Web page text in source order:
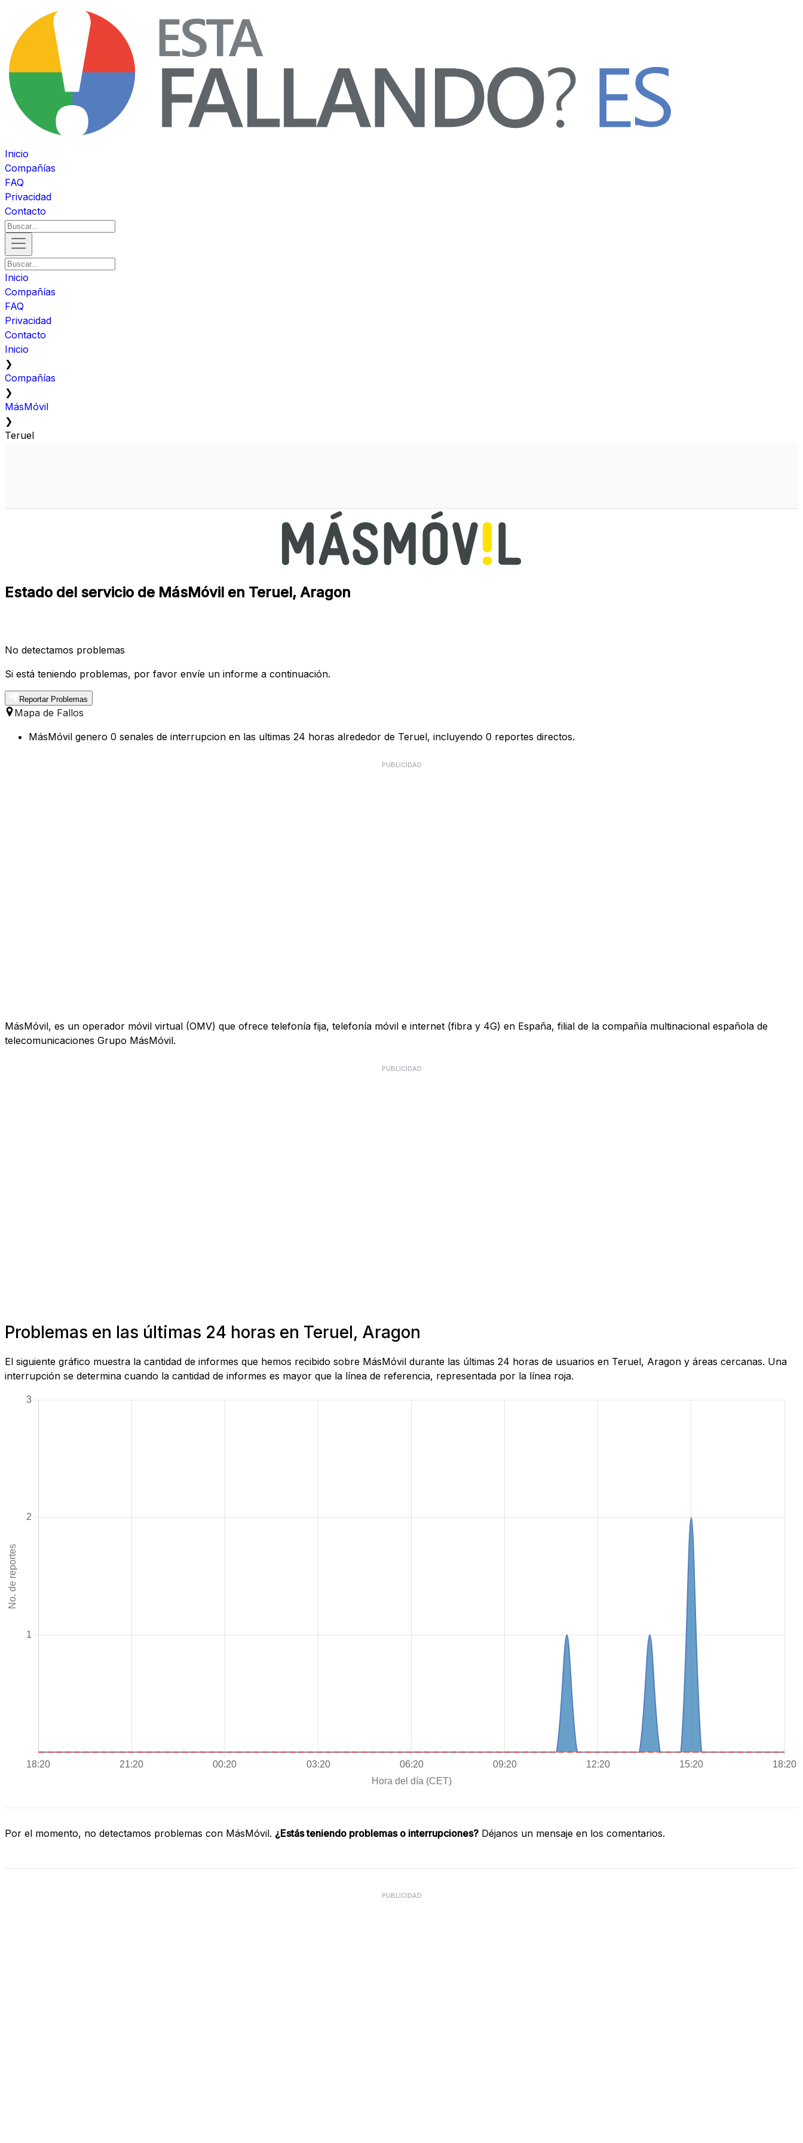
Inicio
Compañías
FAQ
Privacidad
Contacto
Inicio
Compañías
FAQ
Privacidad
Contacto
Inicio
❯
Compañías
❯
MásMóvil
❯
Teruel
Estado del servicio de MásMóvil en Teruel, Aragon
No detectamos problemas
Si está teniendo problemas, por favor envíe un informe a continuación.
Reportar Problemas
Mapa de Fallos
MásMóvil genero 0 senales de interrupcion en las ultimas 24 horas alrededor de Teruel, incluyendo 0 reportes directos.
PUBLICIDAD
MásMóvil, es un operador móvil virtual (OMV) que ofrece telefonía fija, telefonía móvil e internet (fibra y 4G) en España, filial de la compañía multinacional española de
telecomunicaciones Grupo MásMóvil.
PUBLICIDAD
Problemas en las últimas 24 horas en Teruel, Aragon
El siguiente gráfico muestra la cantidad de informes que hemos recibido sobre MásMóvil durante las últimas 24 horas de usuarios en Teruel, Aragon y áreas cercanas. Una
interrupción se determina cuando la cantidad de informes es mayor que la línea de referencia, representada por la línea roja.
Por el momento, no detectamos problemas con MásMóvil. ¿Estás teniendo problemas o interrupciones? Déjanos un mensaje en los comentarios.
PUBLICIDAD